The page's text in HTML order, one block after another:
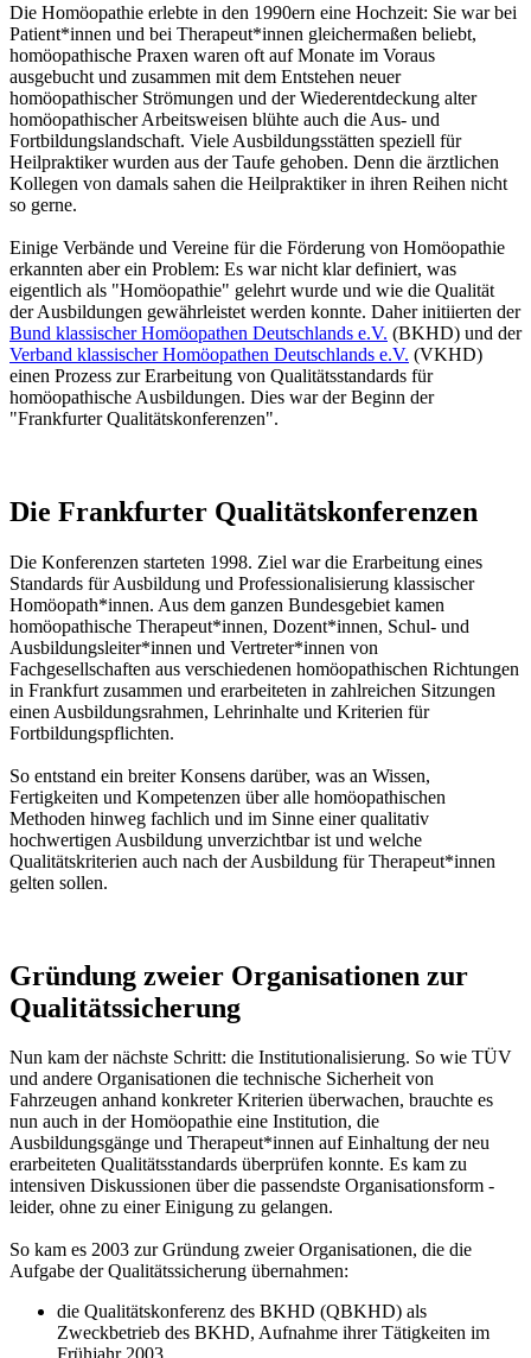
Die Homöopathie erlebte in den 1990ern eine Hochzeit: Sie war bei
Patient*innen und bei Therapeut*innen gleichermaßen beliebt,
homöopathische Praxen waren oft auf Monate im Voraus
ausgebucht und zusammen mit dem Entstehen neuer
homöopathischer Strömungen und der Wiederentdeckung alter
homöopathischer Arbeitsweisen blühte auch die Aus- und
Fortbildungslandschaft. Viele Ausbildungsstätten speziell für
Heilpraktiker wurden aus der Taufe gehoben. Denn die ärztlichen
Kollegen von damals sahen die Heilpraktiker in ihren Reihen nicht
so gerne.
Einige Verbände und Vereine für die Förderung von Homöopathie
erkannten aber ein Problem: Es war nicht klar definiert, was
eigentlich als "Homöopathie" gelehrt wurde und wie die Qualität
der Ausbildungen gewährleistet werden konnte. Daher initiierten der
Bund klassischer Homöopathen Deutschlands e.V. (BKHD) und der
Verband klassischer Homöopathen Deutschlands e.V. (VKHD)
einen Prozess zur Erarbeitung von Qualitätsstandards für
homöopathische Ausbildungen. Dies war der Beginn der
"Frankfurter Qualitätskonferenzen".
Die Frankfurter Qualitätskonferenzen
Die Konferenzen starteten 1998. Ziel war die Erarbeitung eines
Standards für Ausbildung und Professionalisierung klassischer
Homöopath*innen. Aus dem ganzen Bundesgebiet kamen
homöopathische Therapeut*innen, Dozent*innen, Schul- und
Ausbildungsleiter*innen und Vertreter*innen von
Fachgesellschaften aus verschiedenen homöopathischen Richtungen
in Frankfurt zusammen und erarbeiteten in zahlreichen Sitzungen
einen Ausbildungsrahmen, Lehrinhalte und Kriterien für
Fortbildungspflichten.
So entstand ein breiter Konsens darüber, was an Wissen,
Fertigkeiten und Kompetenzen über alle homöopathischen
Methoden hinweg fachlich und im Sinne einer qualitativ
hochwertigen Ausbildung unverzichtbar ist und welche
Qualitätskriterien auch nach der Ausbildung für Therapeut*innen
gelten sollen.
Gründung zweier Organisationen zur
Qualitätssicherung
Nun kam der nächste Schritt: die Institutionalisierung. So wie TÜV
und andere Organisationen die technische Sicherheit von
Fahrzeugen anhand konkreter Kriterien überwachen, brauchte es
nun auch in der Homöopathie eine Institution, die
Ausbildungsgänge und Therapeut*innen auf Einhaltung der neu
erarbeiteten Qualitätsstandards überprüfen konnte. Es kam zu
intensiven Diskussionen über die passendste Organisationsform -
leider, ohne zu einer Einigung zu gelangen.
So kam es 2003 zur Gründung zweier Organisationen, die die
Aufgabe der Qualitätssicherung übernahmen:
die Qualitätskonferenz des BKHD (QBKHD) als
Zweckbetrieb des BKHD, Aufnahme ihrer Tätigkeiten im